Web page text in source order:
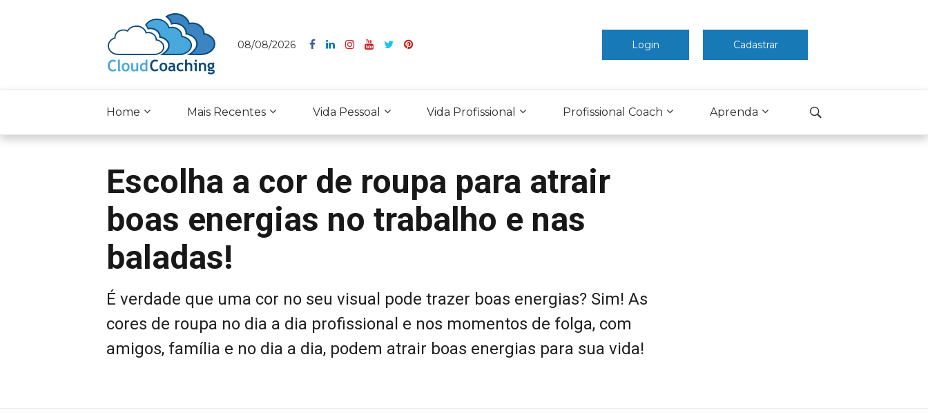
08/08/2026 Login Cadastrar
Home Mais Recentes Vida Pessoal Vida Profissional Profissional Coach Aprenda
Escolha a cor de roupa para atrair
boas energias no trabalho e nas
baladas!
É verdade que uma cor no seu visual pode trazer boas energias? Sim! As
cores de roupa no dia a dia profissional e nos momentos de folga, com
amigos, família e no dia a dia, podem atrair boas energias para sua vida!